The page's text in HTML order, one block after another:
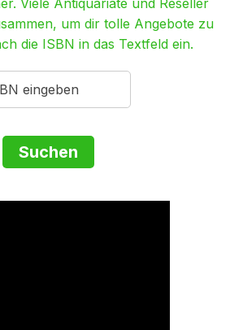
Viele Antiquariate und Reseller
um dir tolle Angebote zu
die ISBN in das Textfeld ein.